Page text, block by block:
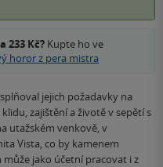
233 Kč? Kupte ho ve
horor z pera mistra
jejich požadavky na
zajištění a životě v sepětí s
utažském venkově, v
Vista, co by kamenem
jako účetní pracovat i z